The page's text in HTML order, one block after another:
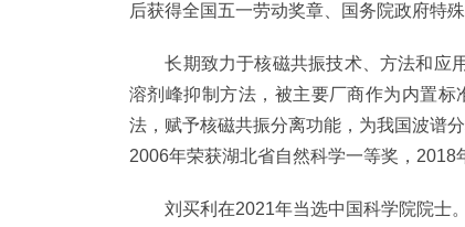
后获得全国五一劳动奖章、国务院政府特
长期致力于核磁共振技术、方法和应用
溶剂峰抑制方法，被主要厂商作为内置标
法，赋予核磁共振分离功能，为我国波谱
2006年荣获湖北省自然科学一等奖，2018
刘买利在2021年当选中国科学院院士。